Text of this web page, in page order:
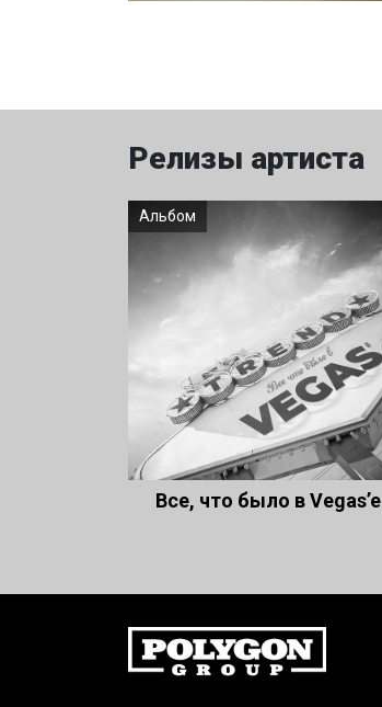
Релизы артиста
Альбом
Все, что было в Vegas’e